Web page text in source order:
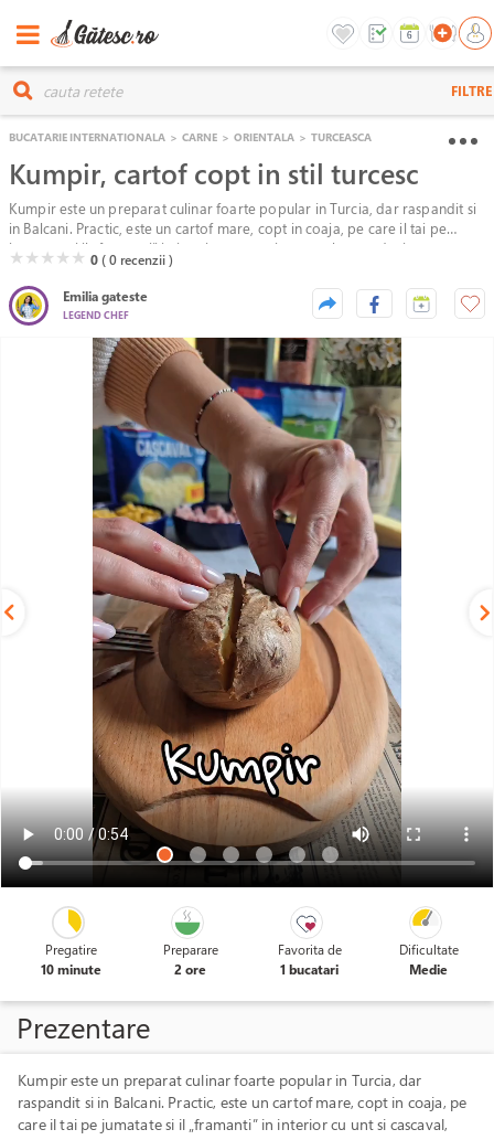
FILTRE
BUCATARIE INTERNATIONALA > CARNE > ORIENTALA > TURCEASCA
Kumpir, cartof copt in stil turcesc
Kumpir este un preparat culinar foarte popular in Turcia, dar raspandit si
in Balcani. Practic, este un cartof mare, copt in coaja, pe care il tai pe
jumatate si il „framanti” in interior cu unt si cascaval, pana devine cremos.
Apoi, cartoful se umple cu tot felul de toppinguri la alegere: de la salata
de porumb, masline, muraturi, sunca, salam, legume coapte, ciuperci,
pana la salata de ton, ketchup sau chiar maioneza.
( )
★( )
★( )
★( )
★( )
★ 0( 0 recenzii )
Emilia gateste
LEGEND CHEF
Pregatire
10 minute
Preparare
2 ore
Favorita de
1 bucatari
Dificultate
Medie
Prezentare
Kumpir este un preparat culinar foarte popular in Turcia, dar
raspandit si in Balcani. Practic, este un cartof mare, copt in coaja, pe
care il tai pe jumatate si il „framanti” in interior cu unt si cascaval,